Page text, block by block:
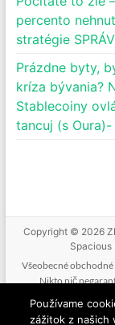
percento
stratégie
Prázdne byty,
kríza bývania?
Stablecoiny
tancuj (s
Copyright © 2026
Spacious
Všeobecné
Nikto nič
doterajšie. Nikto
na vašich ziskoch,
Používame
zážitok z našich